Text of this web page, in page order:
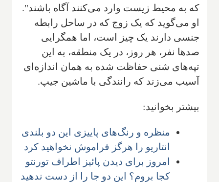
که به محیط زیست وارد می‌کنند آگاه باشند".
او می‌گوید که یک زوج که در ساحل رابطه
جنسی دارند یک چیز است، اما همگرایی
صدها نفر، هر روز، در یک منطقه، به این
تپه‌های شنی حفاظت شده به همان اندازه‌ای
آسیب می‌زند که رانندگی با ماشین جیپ.
بیشتر بخوانید:
منظره و رنگ‌های پاییزی این دو بلندی
انتاریو را هرگز فراموش نخواهید کرد
امروز برای دیدن پائیز اطراف تورنتو
کجا بروم؟ این دو جا را از دست ندهید